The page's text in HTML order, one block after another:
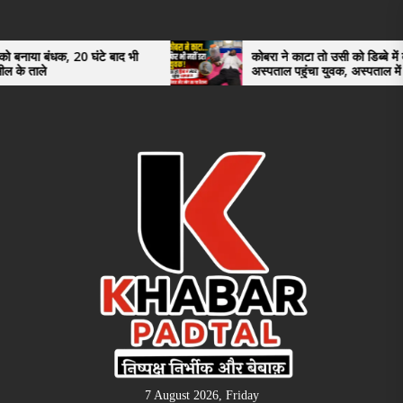
the
content
घंटे बाद भी
कोबरा ने काटा तो उसी को डिब्बे में बंद कर
अस्पताल पहुंचा युवक, अस्पताल में देखकर डॉक्टर
भी रह गए हैरान
7 August 2026, Friday